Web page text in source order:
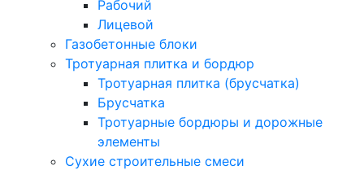
Рабочий
Лицевой
Газобетонные блоки
Тротуарная плитка и бордюр
Тротуарная плитка (брусчатка)
Брусчатка
Тротуарные бордюры и дорожные
элементы
Сухие строительные смеси